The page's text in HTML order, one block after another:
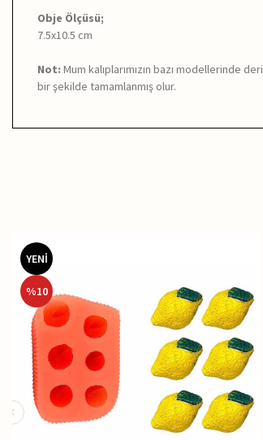
Obje Ölçüsü;
7.5x10.5 cm
Not: Mum kalıplarımızın bazı modellerinde
bir şekilde tamamlanmış olur.
YENİ
%10